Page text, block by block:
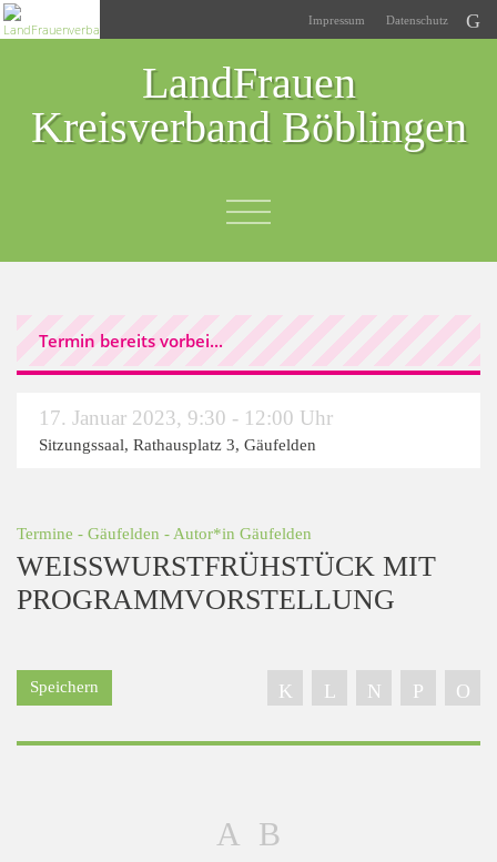
Impressum Datenschutz
LandFrauen
Kreisverband Böblingen
Termin bereits vorbei...
17. Januar 2023, 9:30 - 12:00 Uhr
Sitzungssaal, Rathausplatz 3, Gäufelden
Termine - Gäufelden - Autor*in Gäufelden
WEISSWURSTFRÜHSTÜCK MIT P
ROGRAMMVORSTELLUNG
Speichern